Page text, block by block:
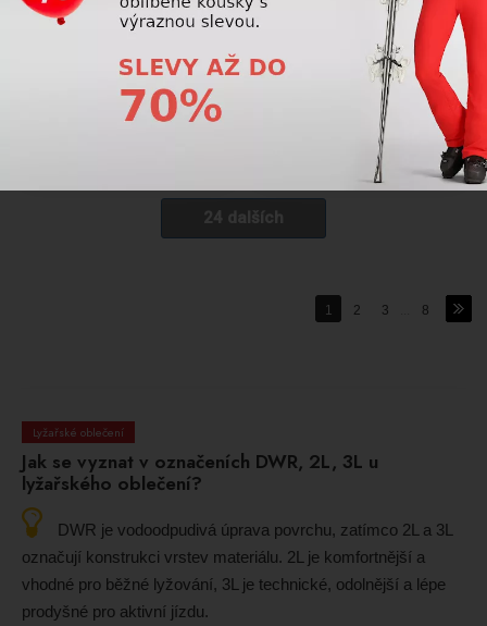
Girls Icicles Midlayer Jacket,
-42%
Dětské funkční oblečení Kjus
Boys Chase Midlayer Jacket
3 225,00
-42%
24 dalších
1 2 3 8
Lyžařské oblečení
Jak se vyznat v označeních DWR, 2L, 3L u
lyžařského oblečení?
DWR je vodoodpudivá úprava povrchu, zatímco 2L a 3L
označují konstrukci vrstev materiálu. 2L je komfortnější a
vhodné pro běžné lyžování, 3L je technické, odolnější a lépe
prodyšné pro aktivní jízdu.